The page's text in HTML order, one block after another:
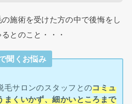
施術を受けた方の中で後悔をし
とのこと・・・
聞くお悩み
毛サロンのスタッフとのコミュ
まくいかず、細かいところまで